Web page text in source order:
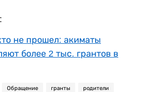
не прошел: акиматы
более 2 тыс. грантов в
Обращение гранты родители